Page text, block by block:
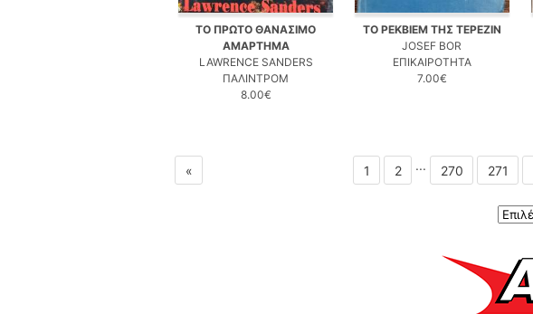
ΤΟ ΠΡΩΤΟ ΘΑΝΑΣΙΜΟ
ΑΜΑΡΤΗΜΑ
LAWRENCE SANDERS
ΠΑΛΙΝΤΡΟΜ
8.00€
ΤΟ ΡΕΚΒΙΕΜ ΤΗΣ ΤΕΡΕΖΙΝ
JOSEF BOR
ΕΠΙΚΑΙΡΟΤΗΤΑ
7.00€
« 1 2 ... 270 271